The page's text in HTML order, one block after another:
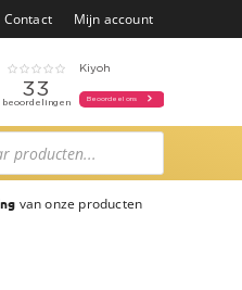
Contact Mijn account
van onze producten